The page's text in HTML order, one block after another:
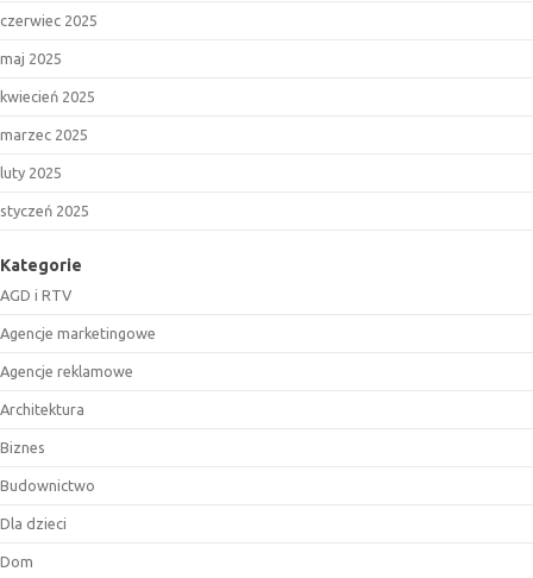
czerwiec 2025
maj 2025
kwiecień 2025
marzec 2025
luty 2025
styczeń 2025
Kategorie
AGD i RTV
Agencje marketingowe
Agencje reklamowe
Architektura
Biznes
Budownictwo
Dla dzieci
Dom